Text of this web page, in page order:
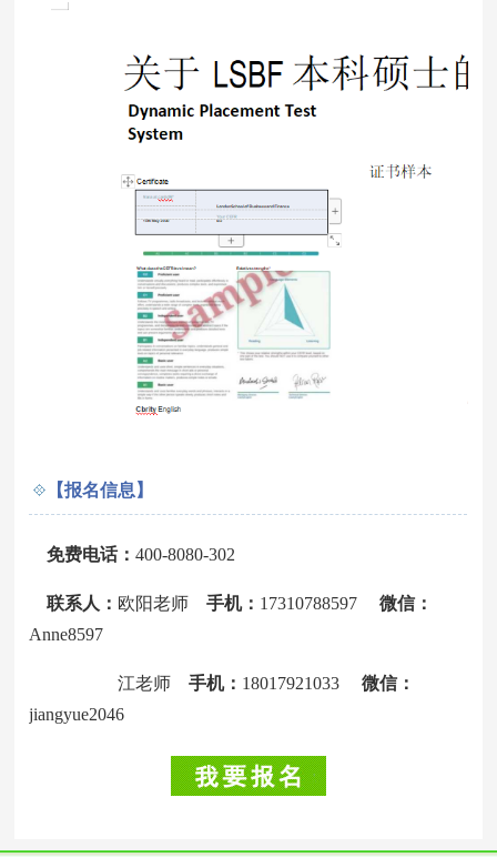
【报名信息】
免费电话：400-8080-302
联系人： 欧阳老师手机： 17310788597微信：
Anne8597
江老师手机： 18017921033微信：
jiangyue2046